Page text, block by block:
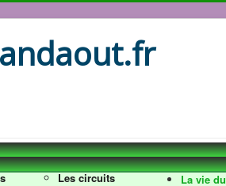
Les circuits
La vie